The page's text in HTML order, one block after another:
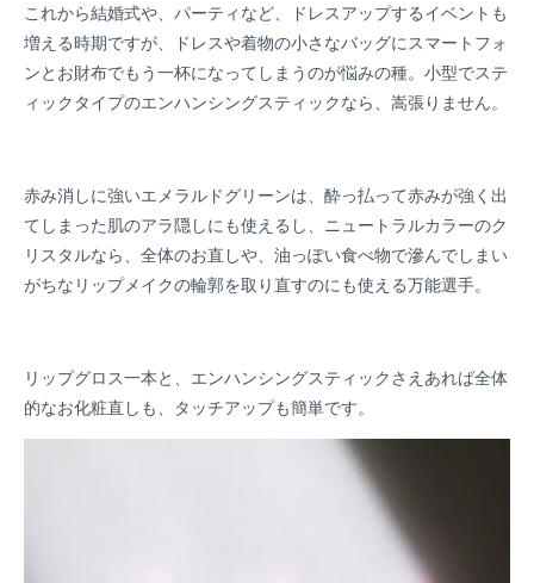
これから結婚式や、パーティなど、ドレスアップするイベントも
増える時期ですが、ドレスや着物の小さなバッグにスマートフォ
ンとお財布でもう一杯になってしまうのが悩みの種。小型でステ
ィックタイプのエンハンシングスティックなら、嵩張りません。
赤み消しに強いエメラルドグリーンは、酔っ払って赤みが強く出
てしまった肌のアラ隠しにも使えるし、ニュートラルカラーのク
リスタルなら、全体のお直しや、油っぽい食べ物で滲んでしまい
がちなリップメイクの輪郭を取り直すのにも使える万能選手。
リップグロス一本と、エンハンシングスティックさえあれば全体
的なお化粧直しも、タッチアップも簡単です。